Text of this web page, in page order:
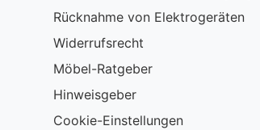
Rücknahme von Elektrogeräten
Widerrufsrecht
Möbel-Ratgeber
Hinweisgeber
Cookie-Einstellungen